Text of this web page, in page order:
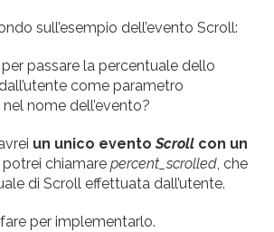
sull’esempio dell’evento Scroll:
passare la percentuale dello
come parametro
nome dell’evento?
un unico eventoScroll con un
potrei chiamare percent_scrolled, che
di Scroll effettuata dall’utente.
per implementarlo.